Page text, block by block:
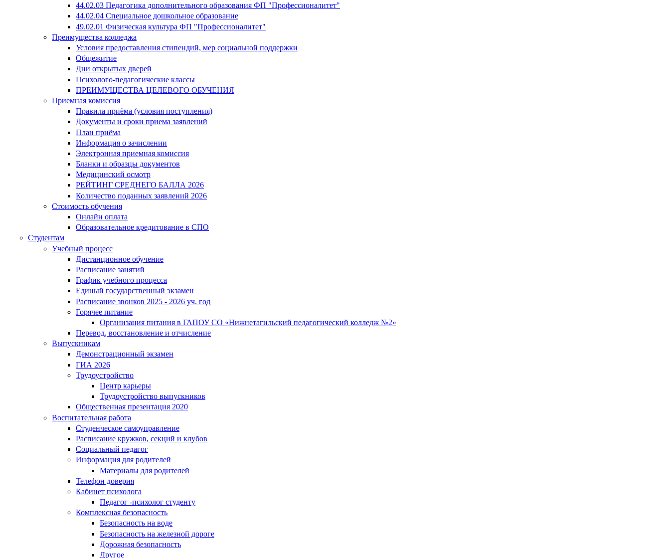
44.02.03 Педагогика дополнительного образования ФП "Профессионалитет"
44.02.04 Специальное дошкольное образование
49.02.01 Физическая культура ФП "Профессионалитет"
Преимущества колледжа
Условия предоставления стипендий, мер социальной поддержки
Общежитие
Дни открытых дверей
Психолого-педагогические классы
ПРЕИМУЩЕСТВА ЦЕЛЕВОГО ОБУЧЕНИЯ
Приемная комиссия
Правила приёма (условия поступления)
Документы и сроки приема заявлений
План приёма
Информация о зачислении
Электронная приемная комиссия
Бланки и образцы документов
Медицинский осмотр
РЕЙТИНГ СРЕДНЕГО БАЛЛА 2026
Количество поданных заявлений 2026
Стоимость обучения
Онлайн оплата
Образовательное кредитование в СПО
Студентам
Учебный процесс
Дистанционное обучение
Расписание занятий
График учебного процесса
Единый государственный экзамен
Расписание звонков 2025 - 2026 уч. год
Горячее питание
Организация питания в ГАПОУ СО «Нижнетагильский педагогический колледж №2»
Перевод, восстановление и отчисление
Выпускникам
Демонстрационный экзамен
ГИА 2026
Трудоустройство
Центр карьеры
Трудоустройство выпускников
Общественная презентация 2020
Воспитательная работа
Студенческое самоуправление
Расписание кружков, секций и клубов
Социальный педагог
Информация для родителей
Материалы для родителей
Телефон доверия
Кабинет психолога
Педагог -психолог студенту
Комплексная безопасность
Безопасность на воде
Безопасность на железной дороге
Дорожная безопасность
Другое